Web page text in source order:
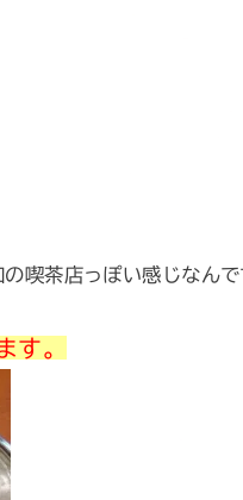
喫茶店っぽい感じなんで
す。